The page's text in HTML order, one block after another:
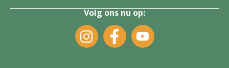
Volg ons nu op: